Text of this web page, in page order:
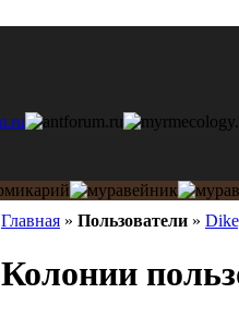
Главная » Пользователи »
Колонии